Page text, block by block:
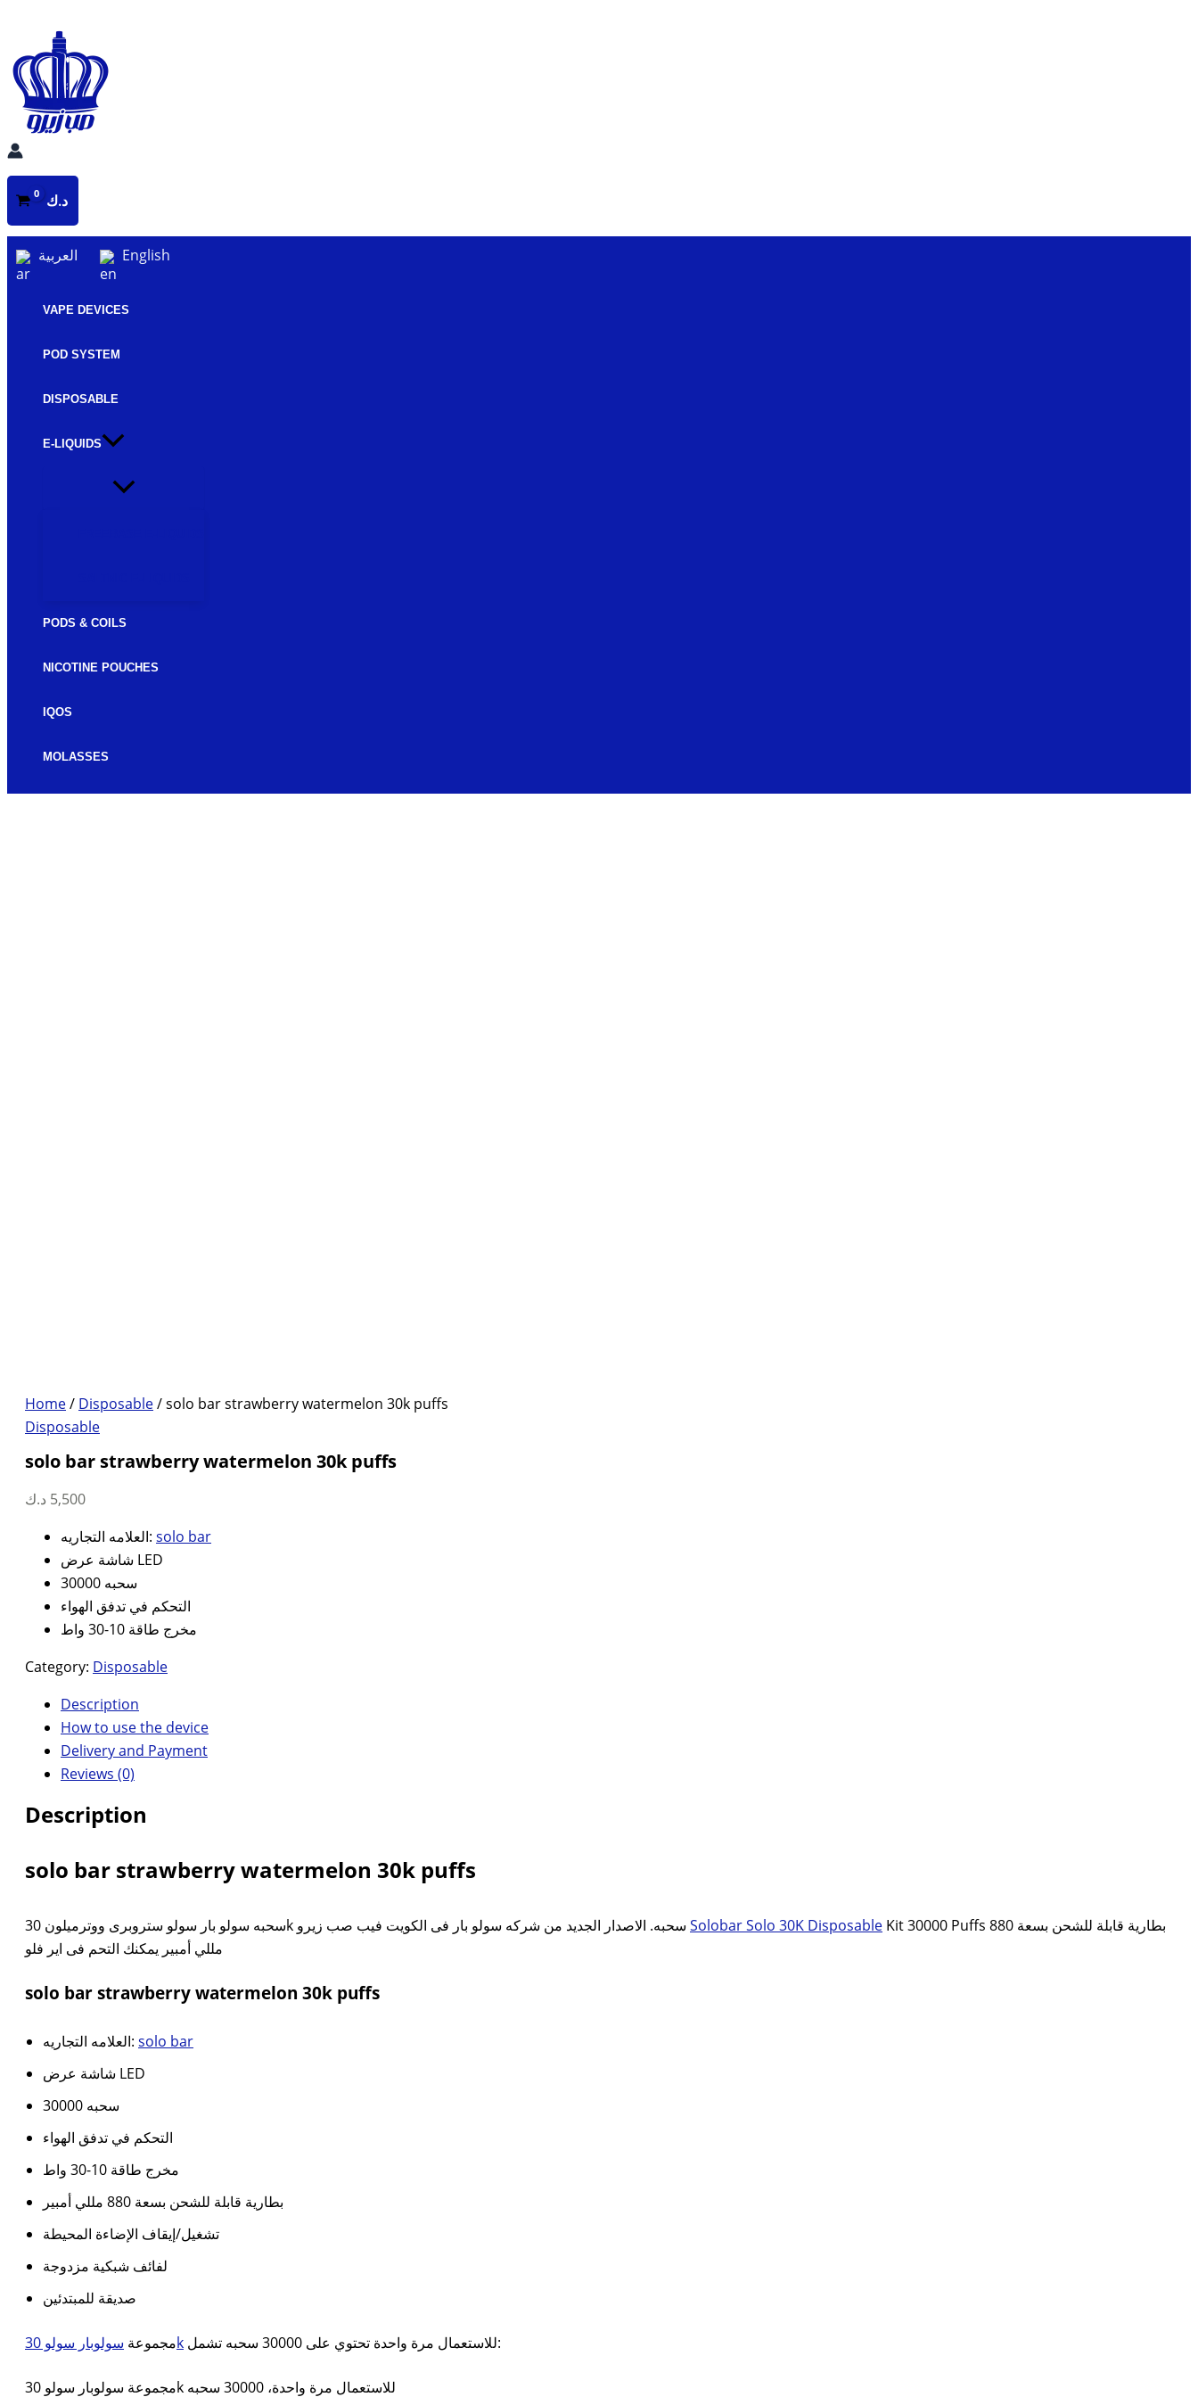
content
د.ك
العربية English
VAPE DEVICES
POD SYSTEM
DISPOSABLE
E-LIQUIDS
PODS & COILS
NICOTINE POUCHES
IQOS
MOLASSES
Home/ Disposable/ solo bar strawberry watermelon 30k puffs
Disposable
solo bar strawberry watermelon 30k puffs
5,500 د.ك
العلامه التجاريه: solo bar
شاشة عرض LED
30000 سحبه
التحكم في تدفق الهواء
مخرج طاقة 10-30 واط
Category: Disposable
Description
How to use the device
Delivery and Payment
Reviews (0)
Description
solo bar strawberry watermelon 30k puffs
Solobar Solo 30K Disposable Kit 30000 Puffs بطارية قابلة للشحن بسعة 880
مللي أمبير يمكنك التحم فى اير فلو
solo bar strawberry watermelon 30k puffs
العلامه التجاريه: solo bar
شاشة عرض LED
30000 سحبه
التحكم في تدفق الهواء
مخرج طاقة 10-30 واط
بطارية قابلة للشحن بسعة 880 مللي أمبير
تشغيل/إيقاف الإضاءة المحيطة
لفائف شبكية مزدوجة
صديقة للمبتدئين
مجموعةسولوبار سولو 30k للاستعمال مرة واحدة تحتوي على 30000 سحبه تشمل:
مجموعة سولوبار سولو 30k للاستعمال مرة واحدة، 30000 سحبه